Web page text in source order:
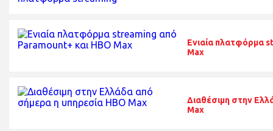
Ενιαία πλατφόρμα
Max
Διαθέσιμη στην
Max